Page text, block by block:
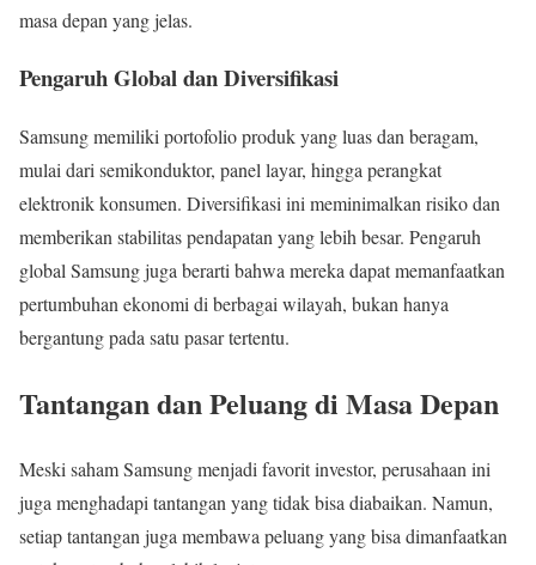
masa depan yang jelas.
Pengaruh Global dan Diversifikasi
Samsung memiliki portofolio produk yang luas dan beragam,
mulai dari semikonduktor, panel layar, hingga perangkat
elektronik konsumen. Diversifikasi ini meminimalkan risiko dan
memberikan stabilitas pendapatan yang lebih besar. Pengaruh
global Samsung juga berarti bahwa mereka dapat memanfaatkan
pertumbuhan ekonomi di berbagai wilayah, bukan hanya
bergantung pada satu pasar tertentu.
Tantangan dan Peluang di Masa Depan
Meski saham Samsung menjadi favorit investor, perusahaan ini
juga menghadapi tantangan yang tidak bisa diabaikan. Namun,
setiap tantangan juga membawa peluang yang bisa dimanfaatkan